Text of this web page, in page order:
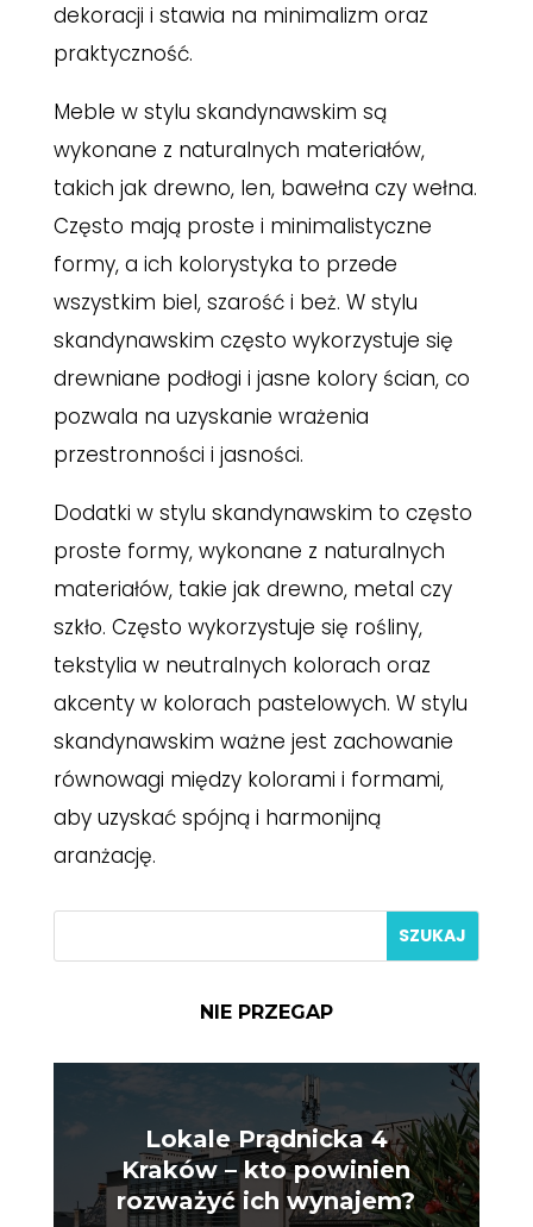
dekoracji i stawia na minimalizm oraz
praktyczność.
Meble w stylu skandynawskim są
wykonane z naturalnych materiałów,
takich jak drewno, len, bawełna czy wełna.
Często mają proste i minimalistyczne
formy, a ich kolorystyka to przede
wszystkim biel, szarość i beż. W stylu
skandynawskim często wykorzystuje się
drewniane podłogi i jasne kolory ścian, co
pozwala na uzyskanie wrażenia
przestronności i jasności.
Dodatki w stylu skandynawskim to często
proste formy, wykonane z naturalnych
materiałów, takie jak drewno, metal czy
szkło. Często wykorzystuje się rośliny,
tekstylia w neutralnych kolorach oraz
akcenty w kolorach pastelowych. W stylu
skandynawskim ważne jest zachowanie
równowagi między kolorami i formami,
aby uzyskać spójną i harmonijną
aranżację.
NIE PRZEGAP
Lokale Prądnicka 4
Kraków – kto powinien
rozważyć ich wynajem?